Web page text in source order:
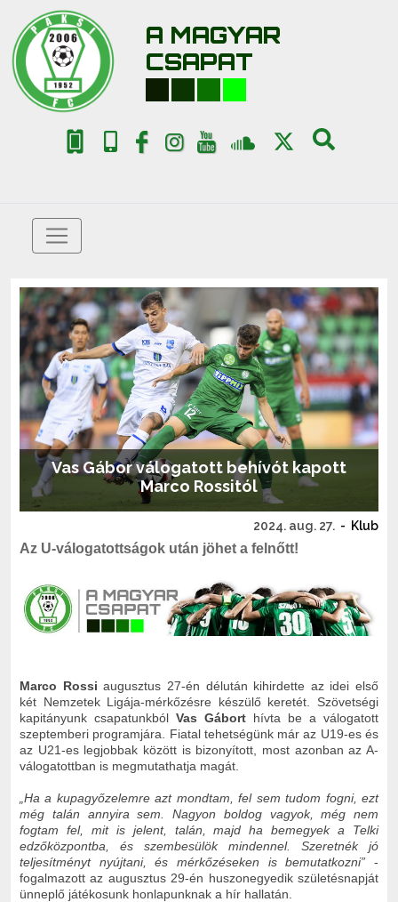
A MAGYAR
CSAPAT
Vas Gábor válogatott behívót kapott
Marco Rossitól
2024. aug. 27. - Klub
Az U-válogatottságok után jöhet a felnőtt!
Marco Rossi augusztus 27-én délután kihirdette az idei első
két Nemzetek Ligája-mérkőzésre készülő keretét. Szövetségi
kapitányunk csapatunkból Vas Gábort hívta be a válogatott
szeptemberi programjára. Fiatal tehetségünk már az U19-es és
az U21-es legjobbak között is bizonyított, most azonban az A-
válogatottban is megmutathatja magát.
„Ha a kupagyőzelemre azt mondtam, fel sem tudom fogni, ezt
még talán annyira sem. Nagyon boldog vagyok, még nem
fogtam fel, mit is jelent, talán, majd ha bemegyek a Telki
edzőközpontba, és szembesülök mindennel. Szeretnék jó
teljesítményt nyújtani, és mérkőzéseken is bemutatkozni” -
fogalmazott az augusztus 29-én huszonegyedik születésnapját
ünneplő játékosunk honlapunknak a hír hallatán.